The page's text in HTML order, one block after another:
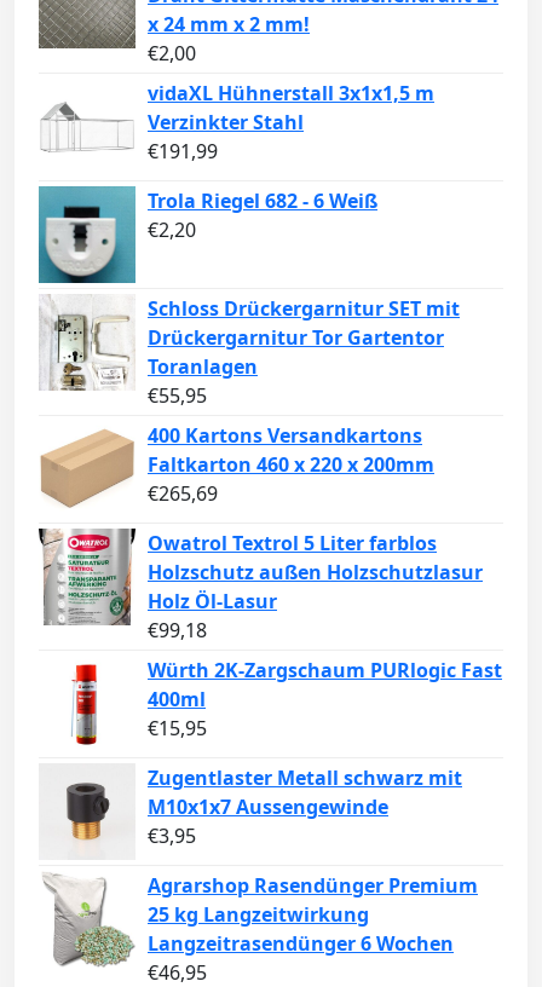
x 24 mm x 2 mm!
€2,00
vidaXL Hühnerstall 3x1x1,5 m
Verzinkter Stahl
€191,99
Trola Riegel 682 - 6 Weiß
€2,20
Schloss Drückergarnitur SET mit
Drückergarnitur Tor Gartentor
Toranlagen
€55,95
400 Kartons Versandkartons
Faltkarton 460 x 220 x 200mm
€265,69
Owatrol Textrol 5 Liter farblos
Holzschutz außen Holzschutzlasur
Holz Öl-Lasur
€99,18
Würth 2K-Zargschaum PURlogic Fast
400ml
€15,95
Zugentlaster Metall schwarz mit
M10x1x7 Aussengewinde
€3,95
Agrarshop Rasendünger Premium
25 kg Langzeitwirkung
Langzeitrasendünger 6 Wochen
€46,95